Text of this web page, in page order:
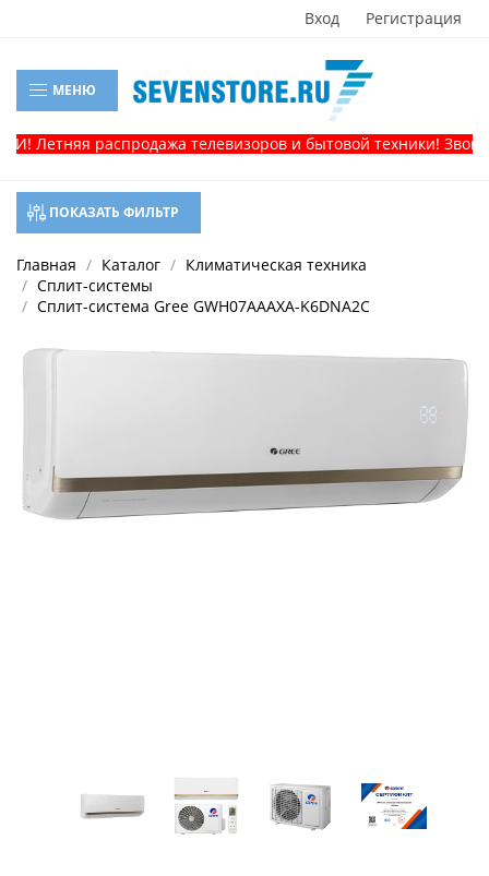
Вход Регистрация
МЕНЮ
распродажа телевизоров и бытовой техники! Звоните,
ПОКАЗАТЬ ФИЛЬТР
Главная Каталог
Климатическая техника
Сплит-системы
Сплит-система Gree GWH07AAAXA-K6DNA2C